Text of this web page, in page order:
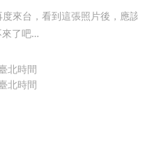
來台，看到這張照片後，應該
來了吧…
北時間
北時間